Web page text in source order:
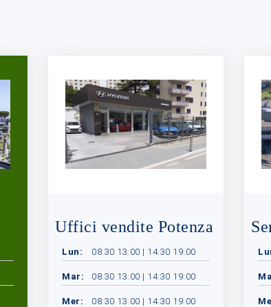
Uffici vendite Potenza
Lun: 08:30 13:00 | 14:30 19:00
Mar: 08:30 13:00 | 14:30 19:00
Mer: 08:30 13:00 | 14:30 19:00